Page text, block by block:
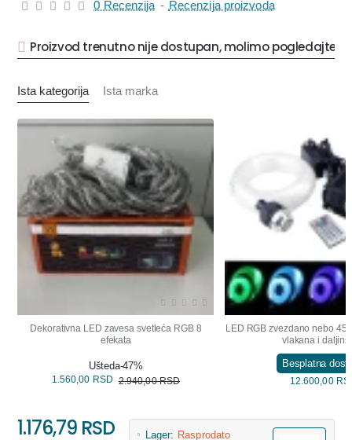
Proizvod trenutno nije dostupan, molimo pogledajte
Ista kategorija Ista marka
NOVO
OUTLET -47%
Dekorativna LED zavesa svetleća RGB 8
efekata
Ušteda-47%
1.560,00 RSD 2.940,00 RSD
LED RGB zvezdano nebo
vlakana i
Besplatna
12.600,00
0 Recenzija - Recenzija proizvoda
1.176,79 RSD Lager: Rasprodato